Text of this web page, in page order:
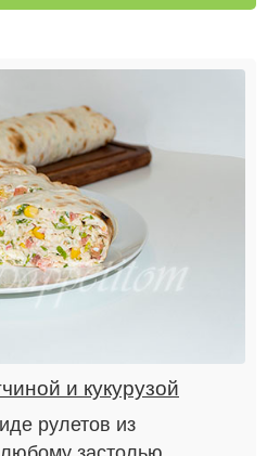
и кукурузой
рулетов из